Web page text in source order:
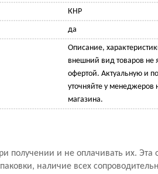
КНР
да
Описание,
внешний вид товаров не
офертой. Актуальную и
уточняйте у менеджеров
магазина.
получении и не оплачивать их. Эта
наличие всех